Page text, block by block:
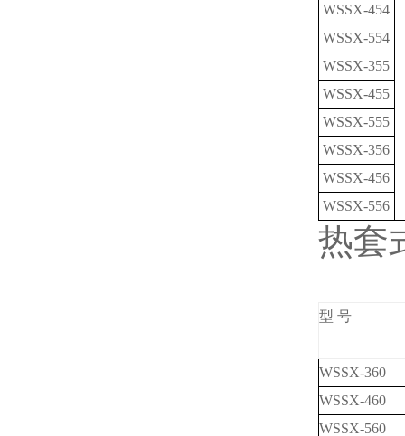
WSSX-454
WSSX-554
WSSX-355
WSSX-455
WSSX-555
WSSX-356
WSSX-456
WSSX-556
热套
型 号
WSSX-360
WSSX-460
WSSX-560